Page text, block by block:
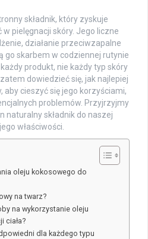
składnik, który zyskuje
pielęgnacji skóry. Jego liczne
działanie przeciwzapalne
go skarbem w codziennej rutynie
produkt, nie każdy typ skóry
dowiedzieć się, jak najlepiej
aby cieszyć się jego korzyściami,
problemów. Przyjrzyjmy
naturalny składnik do naszej
właściwości.
oleju kokosowego do
na twarz?
na wykorzystanie oleju
ciała?
dla każdego typu